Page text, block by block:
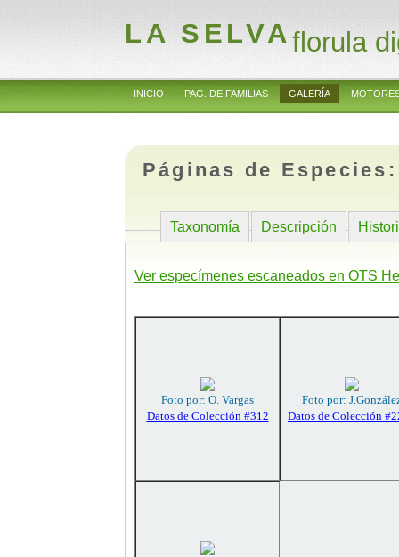
LA SELVAflorula
INICIO PAG. DE FAMILIAS GALERÍA
Páginas de
Taxonomía Descripción
Ver especímenes escaneados en OTS
Foto por: O. Vargas
Datos de Colección #312
Foto por:
Datos de Colección